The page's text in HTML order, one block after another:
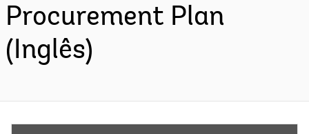
Procurement Plan
(Inglês)